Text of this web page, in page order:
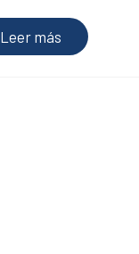
Leer más